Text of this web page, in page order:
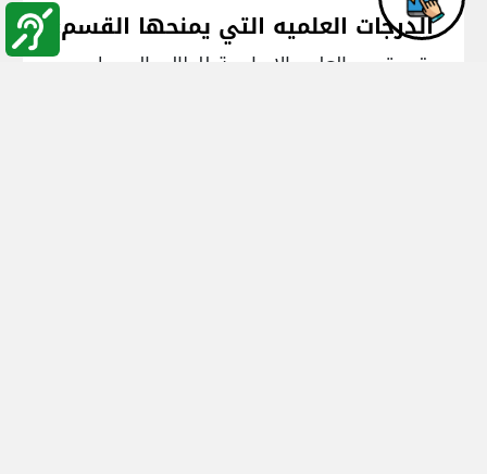
الدرجات العلميه التي يمنحها القسم:
يتيح قسم العلوم الاساسية للطالب الحصول